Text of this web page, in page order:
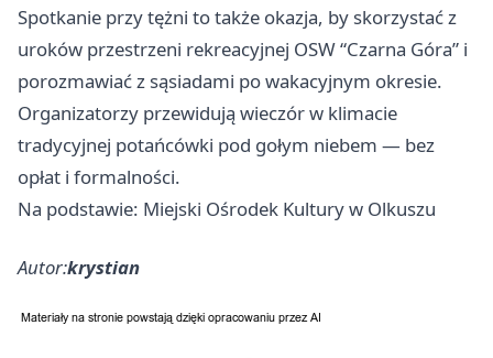
Spotkanie przy tężni to także okazja, by skorzystać z
uroków przestrzeni rekreacyjnej OSW “Czarna Góra” i
porozmawiać z sąsiadami po wakacyjnym okresie.
Organizatorzy przewidują wieczór w klimacie
tradycyjnej potańcówki pod gołym niebem — bez
opłat i formalności.
Na podstawie: Miejski Ośrodek Kultury w Olkuszu
Autor:krystian